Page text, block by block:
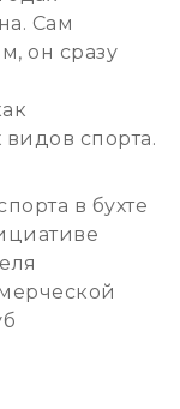
Сам
он сразу
спорта.
в бухте